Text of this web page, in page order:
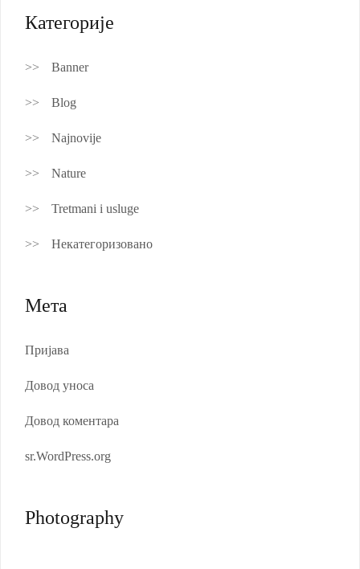
Категорије
Banner
Blog
Najnovije
Nature
Tretmani i usluge
Некатегоризовано
Мета
Пријава
Довод уноса
Довод коментара
sr.WordPress.org
Photography